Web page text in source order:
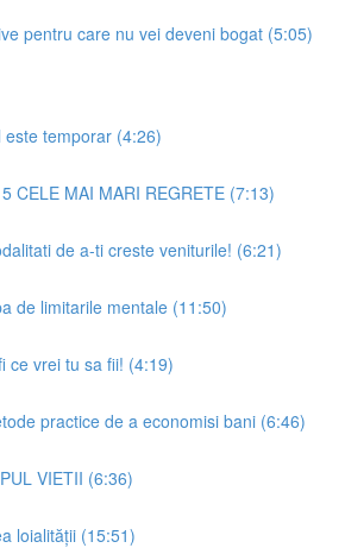
pentru care nu vei deveni bogat (5:05)
este temporar (4:26)
CELE MAI MARI REGRETE (7:13)
de a-ti creste veniturile! (6:21)
de limitarile mentale (11:50)
ce vrei tu sa fii! (4:19)
practice de a economisi bani (6:46)
VIETII (6:36)
loialității (15:51)